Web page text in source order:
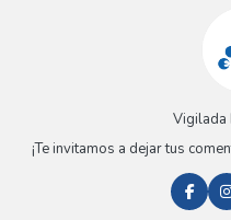
Vigilada
¡Te invitamos a dejar tus